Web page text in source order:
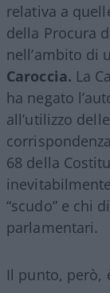
relativa a
della Procura
nell’ambito di
Caroccia. La
ha negato
all’utilizzo
68 della
“scudo” e chi
parlamentari.
Il punto, però,